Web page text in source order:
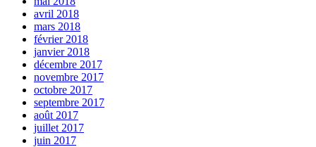
avril 2018
mars 2018
février 2018
janvier 2018
décembre 2017
novembre 2017
octobre 2017
septembre 2017
août 2017
juillet 2017
juin 2017